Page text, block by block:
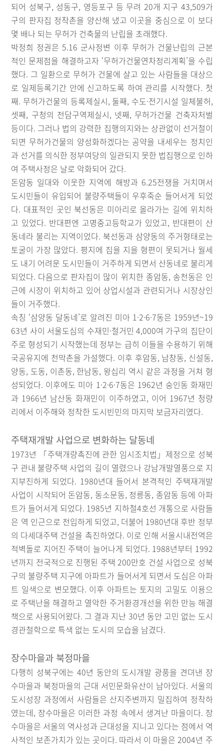
되어 성북구, 성동구, 영등포구 등 무려 20개 지구 43,509가
구의 판자집 정착촌을 양산해 냈고 이곳을 중심으로 이 보다
몇 배나 되는 무허가 건축물의 난립을 초래했다.
박정희 정권은 5.16 군사정변 이후 무허가 건물난립의 근본
적인 문제점을 해결하고자 ‘무허가건물연차정리계획’을 수립
했다. 그 일환으로 무허가 건물에 살고 있는 사람들을 대상으
로 일제등록기간 안에 신고하도록 하여 관리를 시작했다. 첫
째. 무허가건물의 등록제실시, 둘째, 수도·전기시설 일체불허,
셋째, 구청의 전담구역제실시, 넷째, 무허가건물 건축자처벌
등이다. 그러나 법의 강력한 집행의지와는 상관없이 선거철이
되면 무허가건물의 양성화하겠다는 공약을 내세우는 정치인
과 선거를 의식한 정부여당의 일관되지 못한 법집행으로 인하
여 주택사정은 날로 악화되어 갔다.
돈암동 일대와 이웃한 지역에 해방과 6.25전쟁을 거치며서
도시민들이 유입되어 불량주택들이 우후죽순 들어서게 되었
다. 대표적인 곳인 북선동은 미아리로 올라가는 길에 위치하
고 있었다. 반대편엔 고명중고등학교가 있었고, 반대편이 산
동네라 불리는 지역이었다. 북선동과 삼양동의 주거형태로는
토굴이 가장 많았다. 평지에 집을 지을 형편이 못되거나 월세
도 내기 어려운 도시민들이 거주하게 되면서 산동네로 불리게
되었다. 다음으로 판자집이 많이 위치한 종암동, 송천동은 인
근에 시장이 위치하고 있어 상업시설과 관련되거나 시장상인
들이 거주했다.
속칭 ‘삼양동 달동네’로 알려진 미아 1·2·6·7동은 1959년~19
63년 사이 서울도심의 수재민·철거민 4,000여 가구의 집단이
주로 형성되기 시작했는데 정부는 급히 이들을 수용하기 위해
국공유지에 천막촌을 가설했다. 이후 후암동, 남창동, 신설동,
양동, 도동, 이촌동, 한남동, 왕십리 역시 같은 과정을 거쳐 형
성되었다. 이후에도 미아 1·2·6·7동은 1962년 숭인동 화재민
과 1966년 남산동 화재민이 이주하였고, 이어 1967년 청량
리에서 이주해와 정착한 도시빈민의 마지막 보금자리였다.
주택재개발 사업으로 변화하는 달동네
1973년 「주택개량촉진에 관한 임시조치법」제정으로 성북
구 관내 불량주택 사업의 길이 열렸으나 강남개발열풍으로 지
지부진하게 되었다. 1980년대 들어서 본격적인 주택재개발
사업이 시작되어 돈암동, 동소문동, 정릉동, 종암동 등에 아파
트가 들어서게 되었다. 1985년 지하철4호선 개통으로 사람들
은 역 인근으로 전입하게 되었고, 더불어 1980년대 후반 정부
의 다세대주택 건설을 촉진하였다. 이로 인해 서울시내전역은
적벽돌로 지어진 주택이 늘어나게 되었다. 1988년부터 1992
년까지 전국적으로 진행된 주택 200만호 건설 사업으로 성북
구의 불량주택 지구에 아파트가 들어서게 되면서 도심은 아파
트 일색으로 변모했다. 이후 아파트는 토지의 고밀도 이용으
로 주택난을 해결하고 열악한 주거환경개선을 위한 만능 해결
책으로 사용되어왔다. 그 결과 지난 30년 동안 고민 없는 도시
경관철학으로 특색 없는 도시의 모습을 남겼다.
장수마을과 북정마을
다행히 성북구에는 40년 동안의 도시개발 광풍을 견뎌낸 장
수마을과 북정마을의 근대 서민문화유산이 남아있다. 서울의
도시성장 과정에서 사람들은 산지주변까지 밀집하여 정착하
였는데, 장수마을은 이러한 과정 속에서 생겨난 마을이다. 장
수마을은 서울의 역사성과 근대성을 지니고 있다는 점에서 역
사적인 보존가치가 있는 곳이다. 따라서 이 마을은 2004년 주